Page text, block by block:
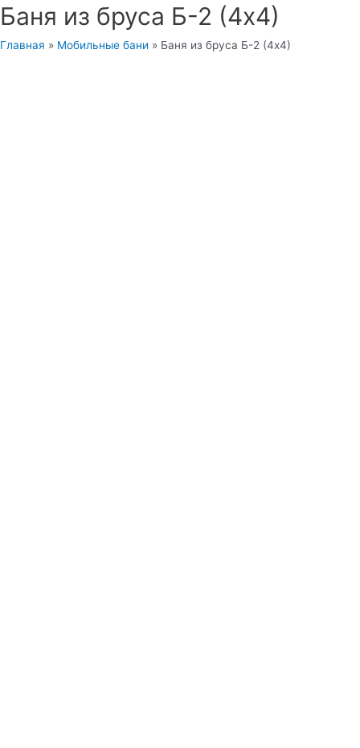
Баня из бруса Б-2 (4х4)
Главная » Мобильные бани » Баня из бруса Б-2 (4х4)